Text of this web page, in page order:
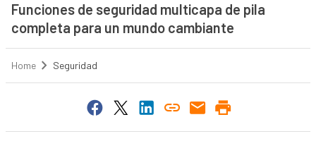
Funciones de seguridad multicapa de pila
completa para un mundo cambiante
Home Seguridad